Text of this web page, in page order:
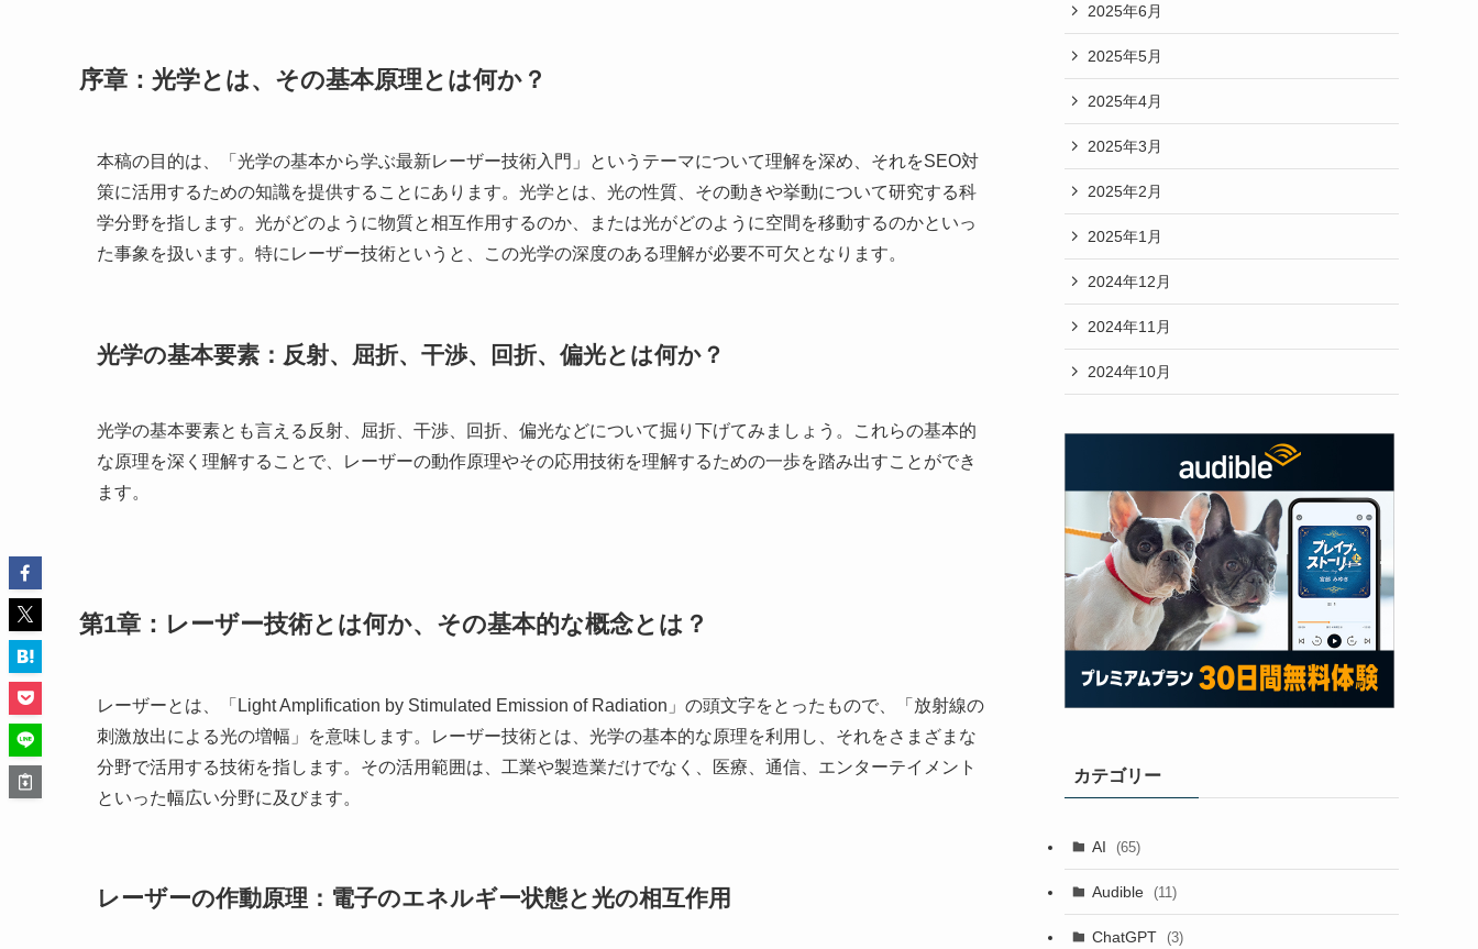
序章：光学とは、その基本原理とは何か？
本稿の目的は、「光学の基本から学ぶ最新レーザー技術入門」というテーマについて理解を深め、それをSEO対
策に活用するための知識を提供することにあります。光学とは、光の性質、その動きや挙動について研究する科
学分野を指します。光がどのように物質と相互作用するのか、または光がどのように空間を移動するのかといっ
た事象を扱います。特にレーザー技術というと、この光学の深度のある理解が必要不可欠となります。
光学の基本要素：反射、屈折、干渉、回折、偏光とは何か？
光学の基本要素とも言える反射、屈折、干渉、回折、偏光などについて掘り下げてみましょう。これらの基本的
な原理を深く理解することで、レーザーの動作原理やその応用技術を理解するための一歩を踏み出すことができ
ます。
第1章：レーザー技術とは何か、その基本的な概念とは？
レーザーとは、「Light Amplification by Stimulated Emission of Radiation」の頭文字をとったもので、「放射線の
刺激放出による光の増幅」を意味します。レーザー技術とは、光学の基本的な原理を利用し、それをさまざまな
分野で活用する技術を指します。その活用範囲は、工業や製造業だけでなく、医療、通信、エンターテイメント
といった幅広い分野に及びます。
レーザーの作動原理：電子のエネルギー状態と光の相互作用
2025年6月
2025年5月
2025年4月
2025年3月
2025年2月
2025年1月
2024年12月
2024年11月
2024年10月
カテゴリー
AI (65)
Audible (11)
ChatGPT (3)